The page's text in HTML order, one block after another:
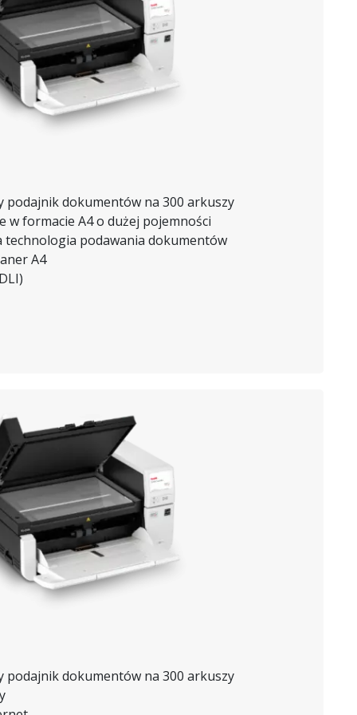
podajnik dokumentów na 300 arkuszy
w formacie A4 o dużej pojemności
podawania dokumentów
A4
podajnik dokumentów na 300 arkuszy